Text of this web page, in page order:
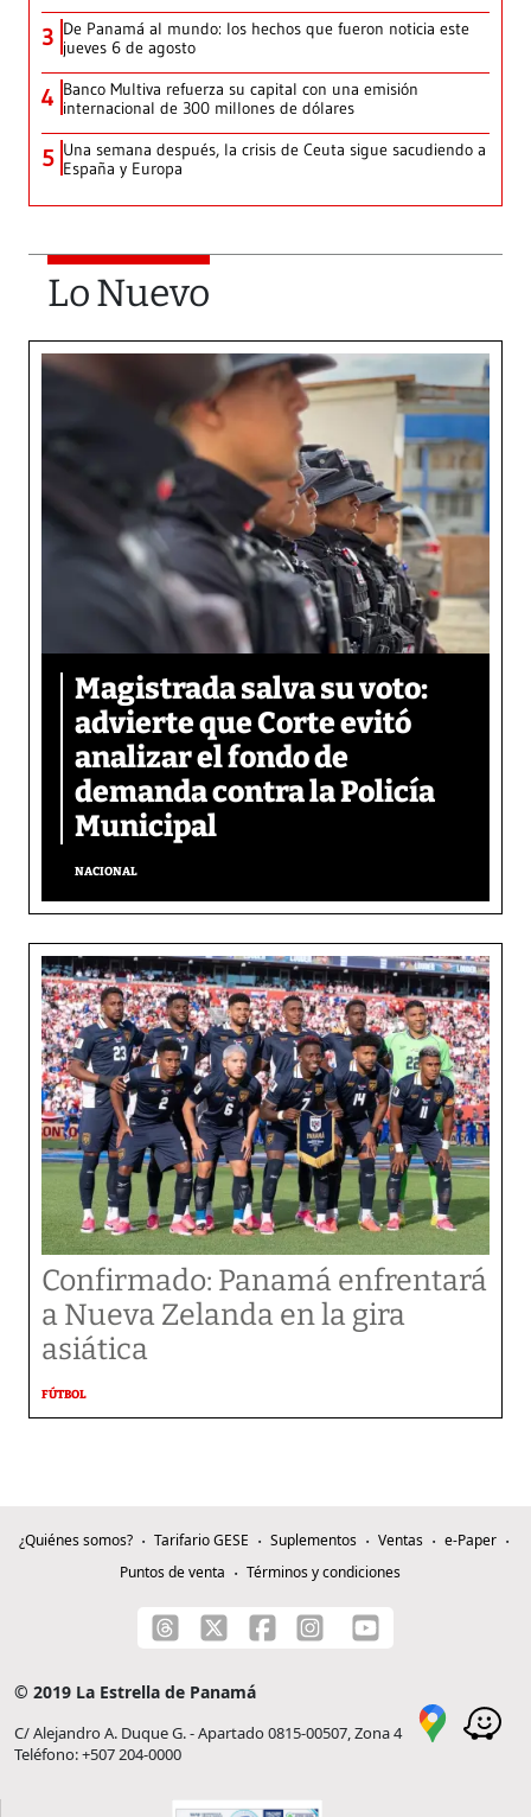
3 De Panamá al mundo: los hechos que fueron noticia este
jueves 6 de agosto
4 Banco Multiva refuerza su capital con una emisión
internacional de 300 millones de dólares
5 Una semana después, la crisis de Ceuta sigue sacudiendo a
España y Europa
Lo Nuevo
Magistrada salva su voto:
advierte que Corte evitó
analizar el fondo de
demanda contra la Policía
Municipal
NACIONAL
Confirmado: Panamá enfrentará
a Nueva Zelanda en la gira
asiática
FÚTBOL
¿Quiénes somos? Tarifario GESE Suplementos Ventas
e-Paper
Puntos de venta
Términos y condiciones
© 2019 La Estrella de Panamá
C/ Alejandro A. Duque G. - Apartado 0815-00507, Zona 4
Teléfono: +507 204-0000